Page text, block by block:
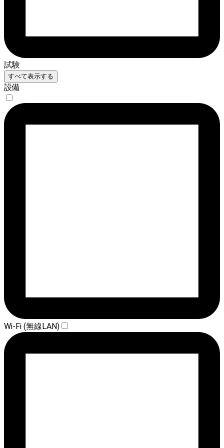
試験
すべて表示する
設備
Wi-Fi (無線LAN)